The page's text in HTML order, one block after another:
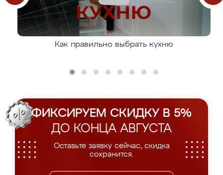
Как правильно выбрать кухню
ФИКСИРУЕМ СКИДКУ В 5%
ДО КОНЦА АВГУСТА
Оставьте заявку сейчас, скидка
сохранится.